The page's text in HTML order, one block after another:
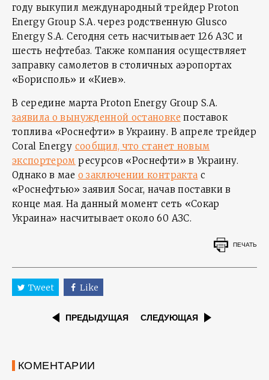
году выкупил международный трейдер Proton
Energy Group S.A. через родственную Glusco
Energy S.A. Сегодня сеть насчитывает 126 АЗС и
шесть нефтебаз. Также компания осуществляет
заправку самолетов в столичных аэропортах
«Борисполь» и «Киев».
В середине марта Proton Energy Group S.A.
заявила о вынужденной остановке поставок
топлива «Роснефти» в Украину. В апреле трейдер
Coral Energy сообщил, что станет новым
экспортером ресурсов «Роснефти» в Украину.
Однако в мае о заключении контракта с
«Роснефтью» заявил Socar, начав поставки в
конце мая. На данный момент сеть «Сокар
Украина» насчитывает около 60 АЗС.
ПЕЧАТЬ
Tweet Like
ПРЕДЫДУЩАЯ СЛЕДУЮЩАЯ
КОМЕНТАРИИ